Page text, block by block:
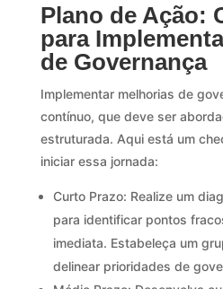
Plano de Ação:
para
de Governança
Implementar melhorias de
contínuo, que deve ser
estruturada. Aqui está um
iniciar essa jornada:
Curto Prazo: Realize um
para identificar pontos
imediata. Estabeleça um
delinear prioridades de